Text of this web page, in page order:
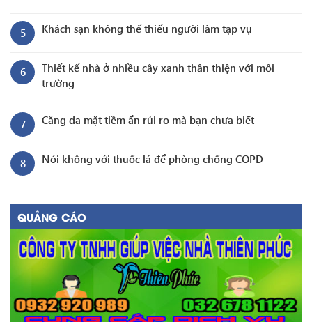
5 Khách sạn không thể thiếu người làm tạp vụ
6
Thiết kế nhà ở nhiều cây xanh thân thiện với môi
trường
7 Căng da mặt tiềm ẩn rủi ro mà bạn chưa biết
8 Nói không với thuốc lá để phòng chống COPD
QUẢNG CÁO